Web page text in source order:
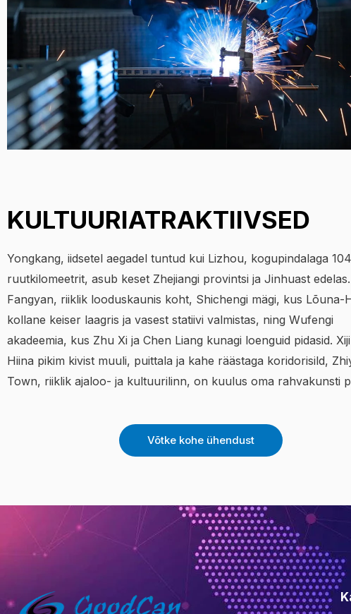
KULTUURIATRAKTIIVSED
Yongkang, iidsetel aegadel tuntud kui Lizhou, kogupindalaga
ruutkilomeetrit, asub keset Zhejiangi provintsi ja Jinhuast
Fangyan, riiklik looduskaunis koht, Shichengi mägi, kus Lõuna-
kollane keiser laagris ja vasest statiivi valmistas, ning Wufengi
akadeemia, kus Zhu Xi ja Chen Liang kunagi loenguid pidasid.
Hiina pikim kivist muuli, puittala ja kahe räästaga koridorisild,
Town, riiklik ajaloo- ja kultuurilinn, on kuulus oma rahvakunsti
Võtke kohe ühendust